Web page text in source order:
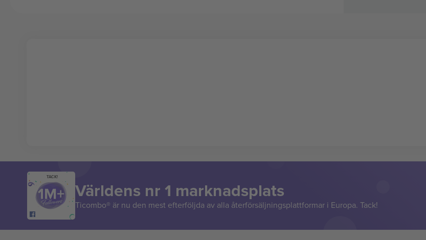
TACK!
Världens nr 1 marknadsplats
Ticombo® är nu den mest efterföljda av alla återförsäljningsplattformar i Europa. Tack!